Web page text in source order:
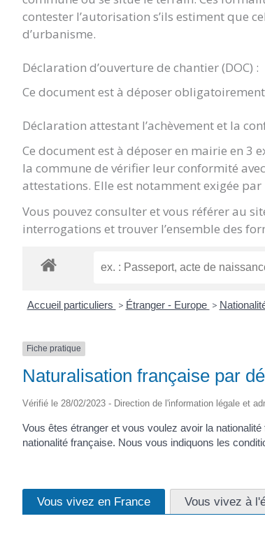
contester l’autorisation s’ils estiment que
d’urbanisme.
Déclaration d’ouverture de chantier (DOC) :
Ce document est à déposer
Déclaration attestant l’achèvement et la
Ce document est à déposer en mairie en 3
la commune de vérifier leur conformité
attestations. Elle est notamment exigée
Vous pouvez consulter et vous référer au
interrogations et trouver l’ensemble des
Accueil particuliers > Étranger - Europe >
Fiche pratique
Naturalisation française par
Vérifié le 28/02/2023 - Direction de l'information légale et
Vous êtes étranger et vous voulez avoir la
nationalité française. Nous vous indiquons les
Vous vivez en France Vous vivez à